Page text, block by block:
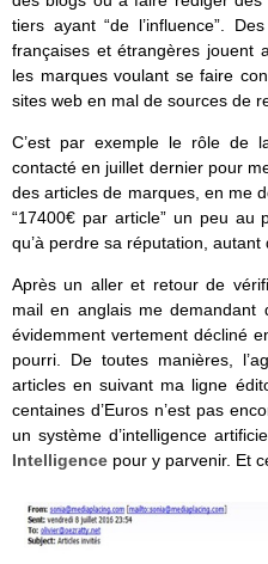
tiers ayant “de l’influence”.
françaises et étrangères jouent
les marques voulant se faire
sites web en mal de sources de
C’est par exemple le rôle de
contacté en juillet dernier pour
des articles de marques, en me
“17400€ par article” un peu au
qu’à perdre sa réputation,
Après un aller et retour de
mail en anglais me demandant
évidemment vertement décliné
pourri. De toutes manières,
articles en suivant ma ligne
centaines d’Euros n’est pas
un système d’intelligence
Intelligence pour y parvenir. Et